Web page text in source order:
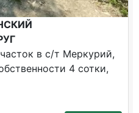
в с/т Меркурий,
4 сотки,